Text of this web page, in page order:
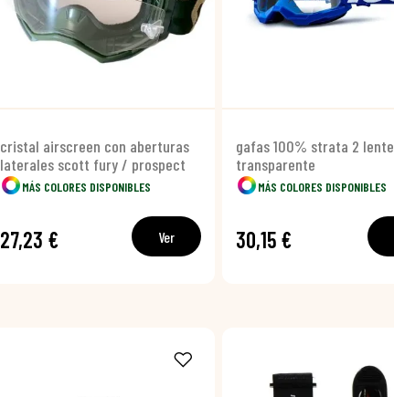
cristal airscreen con aberturas
laterales scott fury / prospect
MÁS COLORES DISPONIBLES
27,23 € Ver
gafas 100% strata 2 lente
transparente
MÁS COLORES DISPONIBLES
30,15 €